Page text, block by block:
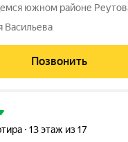
южном районе
находится в километре от
огибают МКАД и
жилой кластер с
Васильева
Позвонить
13 этаж из 17